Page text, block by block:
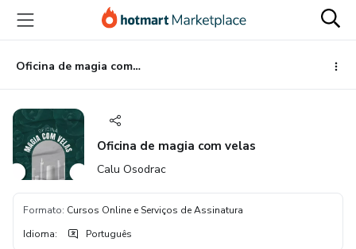
para
conteúdo
principal
para
pagamento
para
rodapé
Oficina de magia com velas
Oficina de magia com velas
Calu Osodrac
Formato: Cursos Online e Serviços de Assinatura
Idioma: Português